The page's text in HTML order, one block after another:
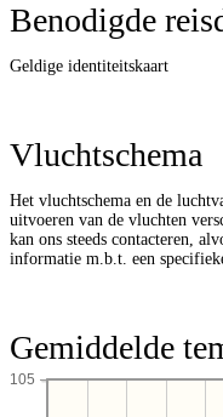
Benodigde
Geldige identiteitskaart
Vluchtschema
Het vluchtschema en de
uitvoeren van de vluchten
kan ons steeds contacteren,
informatie m.b.t. een
Gemiddelde